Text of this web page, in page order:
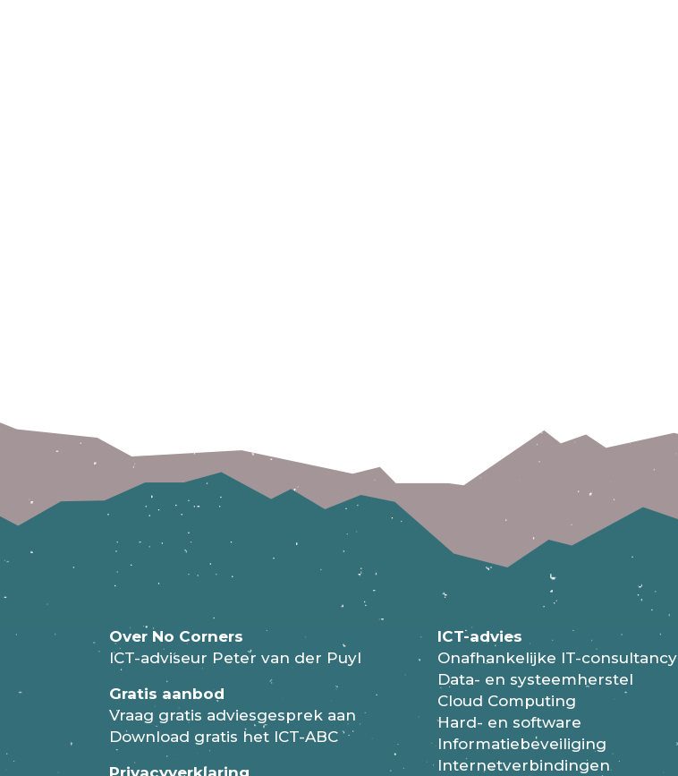
Over No Corners
ICT-adviseur Peter van der Puyl
Gratis aanbod
Vraag gratis adviesgesprek aan
Download gratis het ICT-ABC
Privacyverklaring
ICT-advies
Onafhankelijke IT-consultancy
Data- en systeemherstel
Cloud Computing
Hard- en software
Informatiebeveiliging
Internetverbindingen